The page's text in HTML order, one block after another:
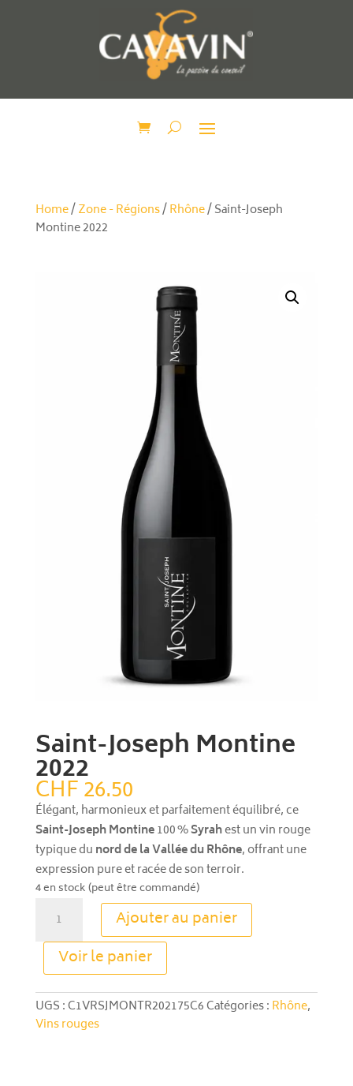
Home/Zone - Régions/Rhône/ Saint-Joseph
Montine 2022
Saint-Joseph Montine
2022
CHF26.50
Élégant, harmonieux et parfaitement équilibré, ce
Saint-Joseph Montine100 %Syrahest un vin rouge
typique du nord de la Vallée du Rhône, offrant une
expression pure et racée de son terroir.
4 en stock (peut être commandé)
Saint-
Joseph
Montine
2022
Ajouter au panier
Voir le panier
A
l
e
UGS :C1VRSJMONTR202175C6Catégories : Rhône,
Vins rouges